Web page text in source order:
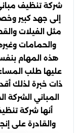
شركة تنظيف
إلى جهد كبير
مثل الفيلات
والحمامات
هذه المهام
عليها طلب
ذات خبرة لذلك
المباني
أنها شركة
والقادرة على